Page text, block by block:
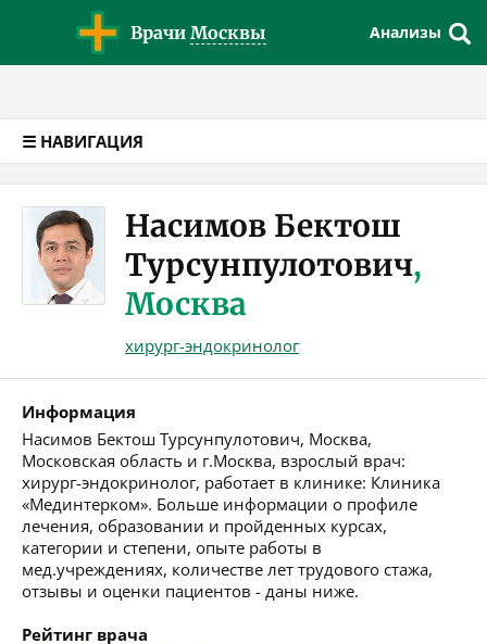
Врачи Москвы Анализы
☰ НАВИГАЦИЯ
Насимов Бектош
Турсунпулотович,
Москва
хирург-эндокринолог
Информация
Насимов Бектош Турсунпулотович, Москва,
Московская область и г.Москва, взрослый врач:
хирург-эндокринолог, работает в клинике: Клиника
«Мединтерком». Больше информации о профиле
лечения, образовании и пройденных курсах,
категории и степени, опыте работы в
мед.учреждениях, количестве лет трудового стажа,
отзывы и оценки пациентов - даны ниже.
Рейтинг врача